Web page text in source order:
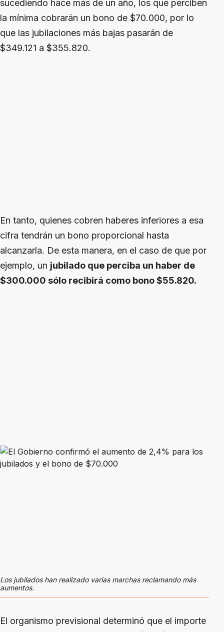
sucediendo hace más de un año, los que perciben
la mínima cobrarán un bono de $70.000, por lo
que las jubilaciones más bajas pasarán de
$349.121 a $355.820.
En tanto, quienes cobren haberes inferiores a esa
cifra tendrán un bono proporcional hasta
alcanzarla. De esta manera, en el caso de que por
ejemplo, un jubilado que perciba un haber de
$300.000 sólo recibirá como bono $55.820.
Los jubilados han realizado varias marchas reclamando más
aumentos.
El organismo previsional determinó que el importe